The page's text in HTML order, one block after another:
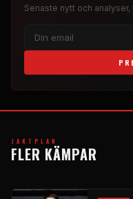
Senaste nytt och
JAKTPLAN
FLER KÄMPAR